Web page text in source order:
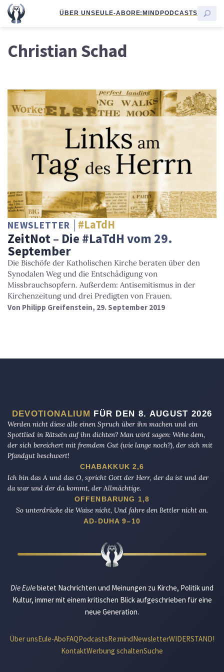
ÜBER UNSEULE-ABORE:MINDPODCASTS
Christian Schad
NEWSLETTER #LaTdH
ZeitNot – Die #LaTdH vom 29.
September
Die Bischöfe der Katholischen Kirche beraten über den
Synodalen Weg und die Entschädigung von
Missbrauchsopfern. Außerdem: Antisemitismus in der
Kirchenzeitung und drei Predigten von Frauen.
Von Philipp Greifenstein, 29. September 2019
DEVOTIONALIUM FÜR DEN 8. AUGUST 2026
Werden nicht diese alle einen Spruch über ihn machen und ein
Spottlied in Rätseln auf ihn dichten? Man wird sagen: Wehe dem,
der sich bereichert mit fremdem Gut (wie lange noch?), der sich mit
Pfandgut beschwert!
CHABAKKUK 2,6
Ich bin das A und das O, spricht Gott der Herr, der da ist und der
da war und der da kommt, der Allmächtige.
OFFENBARUNG 1,8
So unterdrücke die Waise nicht, Und fahre den Bettler nicht an.
AD-DUHA 9–10
Die Eulebietet Nachrichten und Meinungen zu Kirche, Politik und
Kultur, immer mit einem kritischen Blick aufgeschrieben für eine
neue Generation.
Über unsEule-AboFAQPodcastsRe:mindNewsletterWIDERSTAND!
KontaktWerbung schaltenSuche